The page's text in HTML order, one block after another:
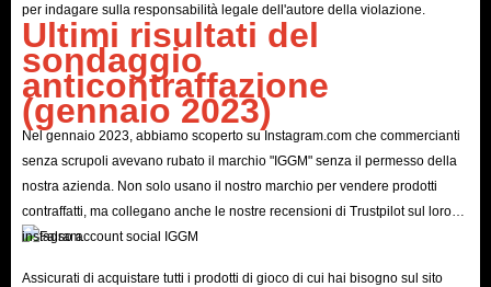
per indagare sulla responsabilità legale dell'autore della violazione.
Ultimi risultati del
sondaggio
anticontraffazione
(gennaio 2023)
Nel gennaio 2023, abbiamo scoperto su Instagram.com che commercianti
senza scrupoli avevano rubato il marchio "IGGM" senza il permesso della
nostra azienda. Non solo usano il nostro marchio per vendere prodotti
contraffatti, ma collegano anche le nostre recensioni di Trustpilot sul loro
instagram.
Assicurati di acquistare tutti i prodotti di gioco di cui hai bisogno sul sito